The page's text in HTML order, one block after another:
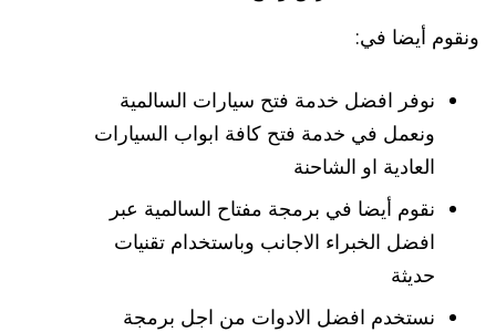
ونقوم أيضا في:
نوفر افضل خدمة فتح سيارات السالمية
ونعمل في خدمة فتح كافة ابواب السيارات
العادية او الشاحنة
نقوم أيضا في برمجة مفتاح السالمية عبر
افضل الخبراء الاجانب وباستخدام تقنيات
حديثة
نستخدم افضل الادوات من اجل برمجة